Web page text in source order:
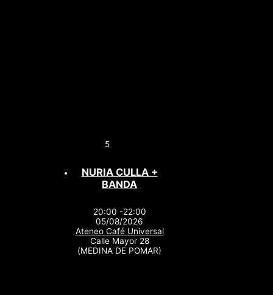
5
NURIA CULLA +
BANDA
20:00 -22:00
05/08/2026
Ateneo Café Universal
Calle Mayor 28
(MEDINA DE POMAR)